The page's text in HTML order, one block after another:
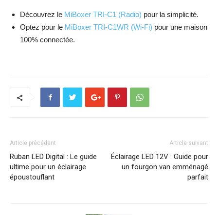
Découvrez le MiBoxer TRI-C1 (Radio) pour la simplicité.
Optez pour le MiBoxer TRI-C1WR (Wi-Fi) pour une maison
100% connectée.
Article précédent
Ruban LED Digital : Le guide
ultime pour un éclairage
époustouflant
Article suivant
Éclairage LED 12V : Guide pour
un fourgon van emménagé
parfait